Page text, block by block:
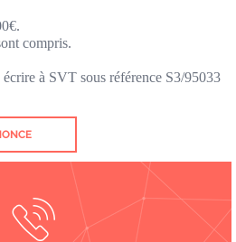
compris.
à SVT sous référence S3/95033